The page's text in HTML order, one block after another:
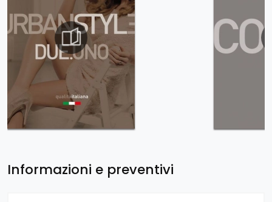
Informazioni e preventivi